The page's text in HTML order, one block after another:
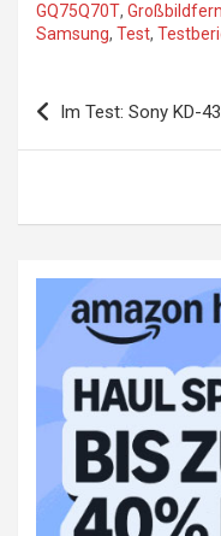
GQ75Q70T,
Samsung, Test,
Im Test: Sony KD-